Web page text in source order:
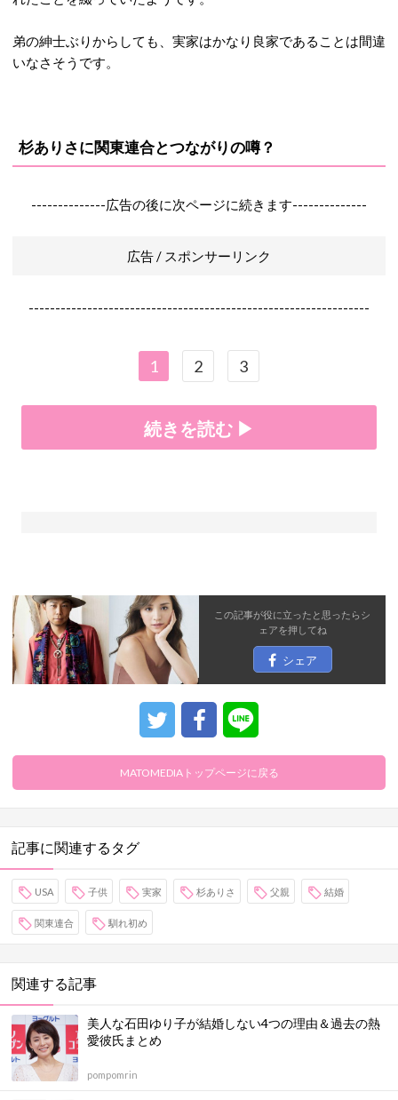
弟の紳士ぶりからしても、実家はかなり良家であることは間違
いなさそうです。
杉ありさに関東連合とつながりの噂？
--------------広告の後に次ページに続きます--------------
広告 / スポンサーリンク
----------------------------------------------------------------
1 2 3
続きを読む ▶
この記事が役に立ったと思ったらシ
ェアを押してね
シェア
MATOMEDIAトップページに戻る
記事に関連するタグ
USA 子供 実家 杉ありさ 父親 結婚
関東連合 馴れ初め
関連する記事
美人な石田ゆり子が結婚しない4つの理由＆過去の熱
愛彼氏まとめ
pompomrin